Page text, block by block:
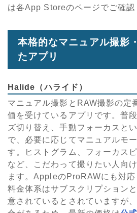
は各App Storeのページでご確認
本格的なマニュアル撮影
たアプリ
Halide（ハライド）
マニュアル撮影とRAW撮影の定
価を受けているアプリです。普
ズ切り替え、手動フォーカスと
で、必要に応じてマニュアルモ
す。ヒストグラム、フォーカス
など、こだわって撮りたい人向
ます。AppleのProRAWにも対応
料金体系はサブスクリプション
意されているとされていますが